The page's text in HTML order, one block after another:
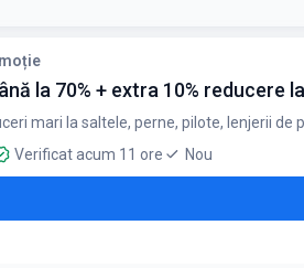
discount standard și 10% extra la
la 70% + extra 10% reducere
mari la saltele, perne, pilote, lenjerii de
Verificat acum 11 ore Nou